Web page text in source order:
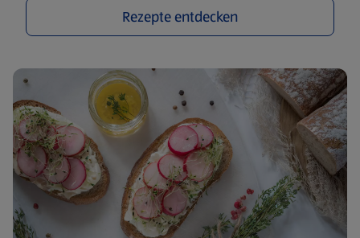
Rezepte entdecken